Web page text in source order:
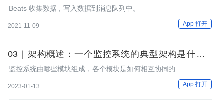
最新 java 面试题及答案
Beats 收集数据，写入数据到消息队列中。
2021-11-09 App 打开
03｜架构概述：一个监控系统的典型架构是什么样
的？
监控系统由哪些模块组成，各个模块是如何相互协同的
2023-01-13 App 打开